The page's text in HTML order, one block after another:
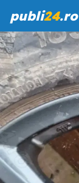
publi24.ro